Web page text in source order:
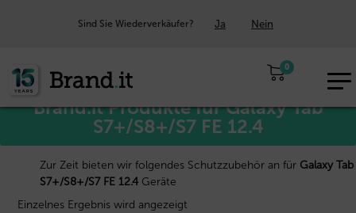
Sind Sie Wiederverkäufer? Ja Nein
0
DE
Start/Samsung™
Brand.it Produkte für Galaxy Tab
S7+/S8+/S7 FE 12.4
Zur Zeit bieten wir folgendes Schutzzubehör an für Galaxy Tab
S7+/S8+/S7 FE 12.4Geräte
Einzelnes Ergebnis wird angezeigt